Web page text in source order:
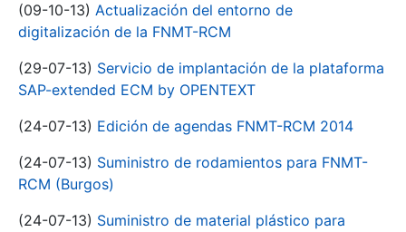
(09-10-13) Actualización del entorno de
digitalización de la FNMT-RCM
(29-07-13) Servicio de implantación de la plataforma
SAP-extended ECM by OPENTEXT
(24-07-13) Edición de agendas FNMT-RCM 2014
(24-07-13) Suministro de rodamientos para FNMT-
RCM (Burgos)
(24-07-13) Suministro de material plástico para